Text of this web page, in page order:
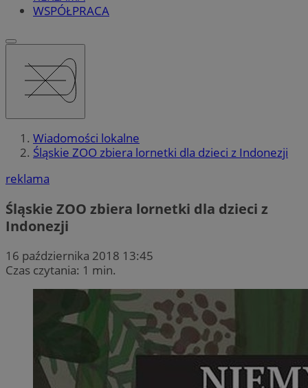
WSPÓŁPRACA
Wiadomości lokalne
Śląskie ZOO zbiera lornetki dla dzieci z Indonezji
reklama
Śląskie ZOO zbiera lornetki dla dzieci z
Indonezji
16 października 2018 13:45
Czas czytania: 1 min.